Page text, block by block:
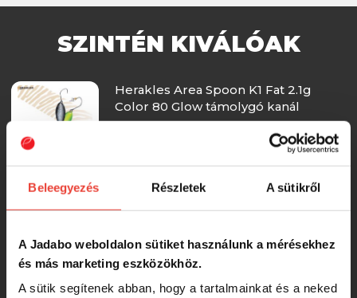
Beleegyezés Részletek A sütikről
A Jadabo weboldalon sütiket használunk a mérésekhez
és más marketing eszközökhöz.
A sütik segítenek abban, hogy a tartalmainkat és a neked
SZINTÉN KIVÁLÓAK
Herakles Area Spoon K1 Fat 2.1g
Color 80 Glow támolygó kanál
2 290 Ft